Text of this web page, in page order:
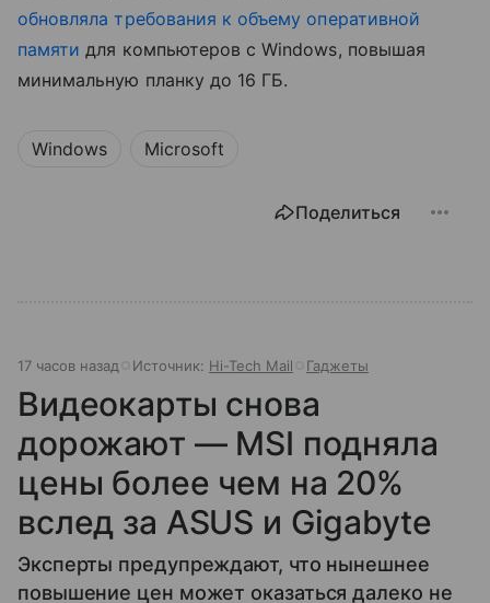
обновляла требования к объему оперативной
памяти для компьютеров с Windows, повышая
минимальную планку до 16 ГБ.
Windows Microsoft
Поделиться
17 часов назад Источник: Hi-Tech Mail Гаджеты
Видеокарты снова
дорожают — MSI подняла
цены более чем на 20%
вслед за ASUS и Gigabyte
Эксперты предупреждают, что нынешнее
повышение цен может оказаться далеко не